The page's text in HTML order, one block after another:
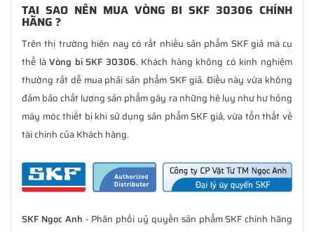
TẠI SAO NÊN MUA VÒNG BI SKF 30306 CHÍNH
HÃNG ?
Trên thị trường hiện nay có rất nhiều sản phẩm SKF giả mà cụ
thể làVòng bi SKF 30306. Khách hàng không có kinh nghiệm
thường rất dễ mua phải sản phẩm SKF giả. Điều này vừa không
đảm bảo chất lượng sản phẩm gây ra những hệ lụy như hư hỏng
máy móc thiết bị khi sử dụng sản phẩm SKF giả, vừa tổn thất về
tài chính của Khách hàng.
SKF Ngọc Anh - Phân phối uỷ quyền sản phẩm SKF chính hãng